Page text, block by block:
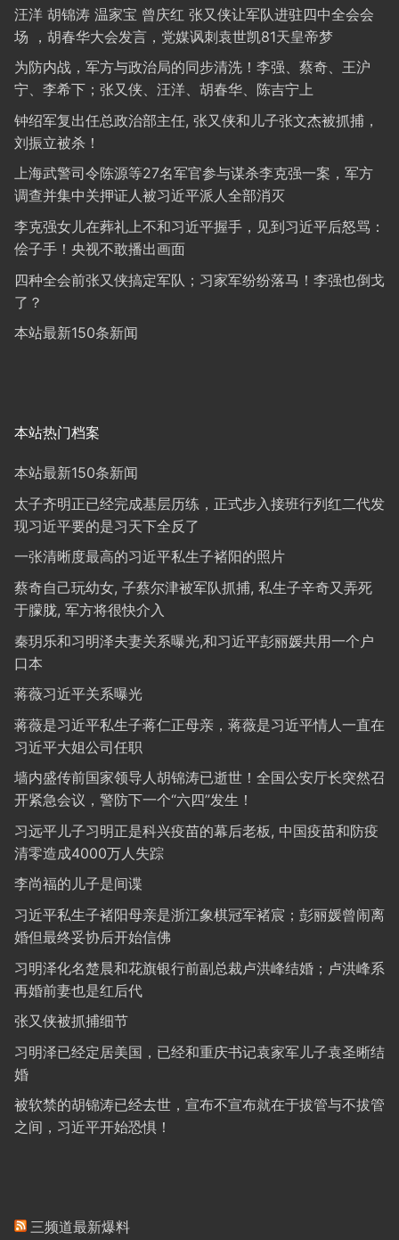
汪洋 胡锦涛 温家宝 曾庆红 张又侠让军队进驻四中全会会
场 ，胡春华大会发言，党媒讽刺袁世凯81天皇帝梦
为防内战，军方与政治局的同步清洗！李强、蔡奇、王沪
宁、李希下；张又侠、汪洋、胡春华、陈吉宁上
钟绍军复出任总政治部主任, 张又侠和儿子张文杰被抓捕，
刘振立被杀！
上海武警司令陈源等27名军官参与谋杀李克强一案，军方
调查并集中关押证人被习近平派人全部消灭
李克强女儿在葬礼上不和习近平握手，见到习近平后怒骂：
侩子手！央视不敢播出画面
四种全会前张又侠搞定军队；习家军纷纷落马！李强也倒戈
了？
本站最新150条新闻
本站热门档案
本站最新150条新闻
太子齐明正已经完成基层历练，正式步入接班行列红二代发
现习近平要的是习天下全反了
一张清晰度最高的习近平私生子褚阳的照片
蔡奇自己玩幼女, 子蔡尔津被军队抓捕, 私生子辛奇又弄死
于朦胧, 军方将很快介入
秦玥乐和习明泽夫妻关系曝光,和习近平彭丽媛共用一个户
口本
蒋薇习近平关系曝光
蒋薇是习近平私生子蒋仁正母亲，蒋薇是习近平情人一直在
习近平大姐公司任职
墙内盛传前国家领导人胡锦涛已逝世！全国公安厅长突然召
开紧急会议，警防下一个“六四”发生！
习远平儿子习明正是科兴疫苗的幕后老板, 中国疫苗和防疫
清零造成4000万人失踪
李尚福的儿子是间谍
习近平私生子褚阳母亲是浙江象棋冠军褚宸；彭丽媛曾闹离
婚但最终妥协后开始信佛
习明泽化名楚晨和花旗银行前副总裁卢洪峰结婚；卢洪峰系
再婚前妻也是红后代
张又侠被抓捕细节
习明泽已经定居美国，已经和重庆书记袁家军儿子袁圣晰结
婚
被软禁的胡锦涛已经去世，宣布不宣布就在于拔管与不拔管
之间，习近平开始恐惧！
三频道最新爆料